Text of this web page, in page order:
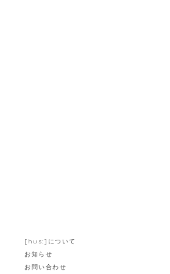
[hus:]について
お知らせ
お問い合わせ